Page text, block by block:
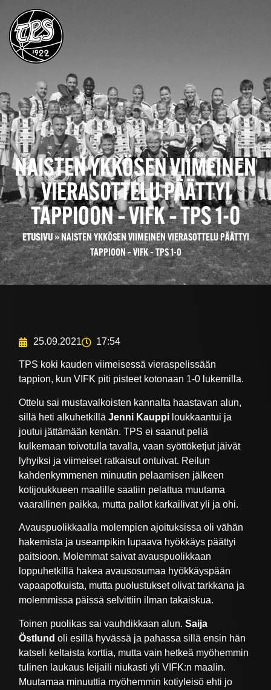
NAISTEN YKKÖSEN VIIMEINEN
VIERASOTTELU PÄÄTTYI
TAPPIOON – VIFK – TPS 1-0
ETUSIVU»NAISTEN YKKÖSEN VIIMEINEN VIERASOTTELU PÄÄTTYI
TAPPIOON – VIFK – TPS 1-0
25.09.2021 17:54
TPS koki kauden viimeisessä vieraspelissään
tappion, kun VIFK piti pisteet kotonaan 1-0 lukemilla.
Ottelu sai mustavalkoisten kannalta haastavan alun,
sillä heti alkuhetkilläJenni Kauppi loukkaantui ja
joutui jättämään kentän. TPS ei saanut peliä
kulkemaan toivotulla tavalla, vaan syöttöketjut jäivät
lyhyiksi ja viimeiset ratkaisut ontuivat. Reilun
kahdenkymmenen minuutin pelaamisen jälkeen
kotijoukkueen maalille saatiin pelattua muutama
vaarallinen paikka, mutta pallot karkailivat yli ja ohi.
Avauspuolikkaalla molempien ajoituksissa oli vähän
hakemista ja useampikin lupaava hyökkäys päättyi
paitsioon. Molemmat saivat avauspuolikkaan
loppuhetkillä hakea avausosumaa hyökkäyspään
vapaapotkuista, mutta puolustukset olivat tarkkana ja
molemmissa päissä selvittiin ilman takaiskua.
Toinen puolikas sai vauhdikkaan alun.Saija
Östlund oli esillä hyvässä ja pahassa sillä ensin hän
katseli keltaista korttia, mutta vain hetkeä myöhemmin
tulinen laukaus leijaili niukasti yli VIFK:n maalin.
Muutamaa minuuttia myöhemmin kotiyleisö ehti jo